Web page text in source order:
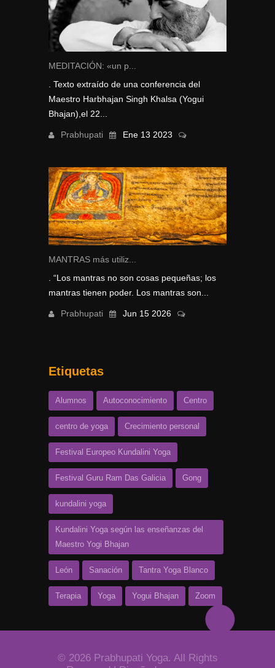
MEDITACIÓN: «un p...
. Texto extraído de una conferencia del
Maestro Harbhajan Singh Khalsa (Yogui
Bhajan),el 22...
Prabhupati Ene 13 2023
MANTRAS más utiliz...
. “Los mantras no son cosas pequeñas; los
mantras tienen poder. Los mantras son...
Prabhupati Jun 15 2026
Etiquetas
Alumnos Autoconocimiento Centro
centro de yoga Crecimiento personal
Festival Europeo Kundalini Yoga
Festival Guru Ram Das Galicia Gong
kundalini yoga
Kundalini Yoga según las enseñanzas del
Maestro Yogi Bhajan
León Sanación Tantra Yoga Blanco
Terapia Yoga Yogui Bhajan Zoom
© 2026 Prabhupati Yoga. All Rights